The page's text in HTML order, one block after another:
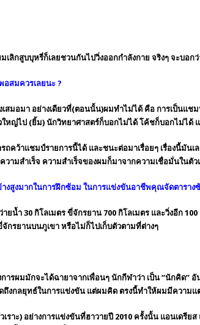
เลิกสูบบุหรี่ก็เลยชวนกันไปวิ่งออกกำลังกาย จริงๆ จะบอก
อสมควรเลยนะ ?
เสมอมา อย่างเดียวที่(ตอนนั้น)ผมทำไม่ได้ คือ การเป็น
ใหญ่ไป (ยิ้ม) นักวิทยาศาสตร์ก็บอกไม่ได้ โค้ชก็บอกไม่ได้
คว้าแชมป์รายการนี้ได้ และชนะต่อมาเรื่อยๆ เรื่องนี้มัน
มสำเร็จ ความสำเร็จของผมก็มาจากความเชื่อมั่นในตัว
งสูงมากในการฝึกซ้อม ในการแข่งขันอาชีพคุณจัดตาราง
ายน้ำ30 กิโลเมตร ขี่จักรยาน700 กิโลเมตร และวิ่งอีก
จักรยานบนภูเขา หรือไม่ก็ไปเก็บตัวตามที่ต่างๆ
การผมมักจะได้ฉายาจากเพื่อนๆ นักกีฬาว่า เป็น “นักคิด”
งกลยุทธ์ในการแข่งขัน แต่ผมคิด ตรงนี้ทำให้ผมมีความแ
ราะ) อย่างการแข่งขันที่ฮาวายปี 2010 ครั้งนั้น แอนเดรีย